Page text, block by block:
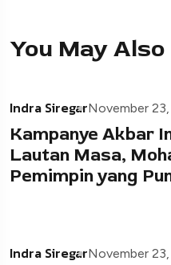
You May
Indra SiregarNovember
Kampanye Akbar
Lautan Masa,
Pemimpin yang
Indra SiregarNovember